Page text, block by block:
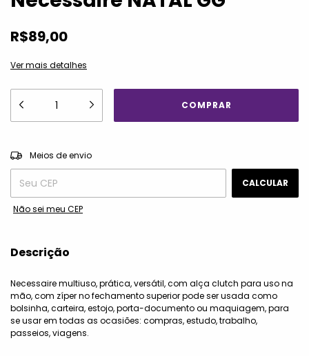
R$89,00
Ver mais detalhes
Entregas para o CEP:
Meios de envio
CALCULAR
Não sei meu CEP
Descrição
Necessaire multiuso, prática, versátil, com alça clutch para uso na
mão, com zíper no fechamento superior pode ser usada como
bolsinha, carteira, estojo, porta-documento ou maquiagem, para
se usar em todas as ocasiões: compras, estudo, trabalho,
passeios, viagens.